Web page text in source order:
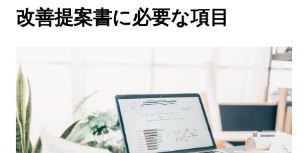
改善提案書に必要な項目